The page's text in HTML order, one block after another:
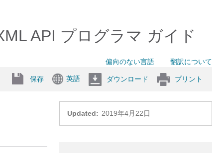
API プログラマ ガイド
偏向のない言語 翻訳について
保存 英語 ダウンロード プリント
Updated: 2019年4月22日